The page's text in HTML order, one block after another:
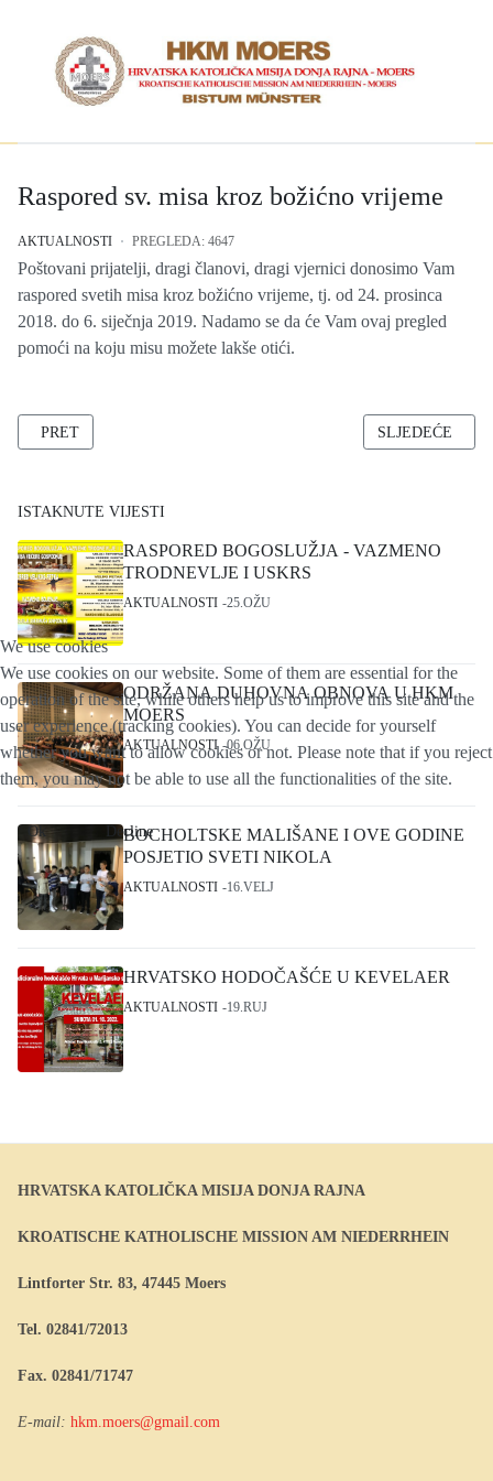
Raspored sv. misa kroz božićno vrijeme
AKTUALNOSTI PREGLEDA: 4647
Poštovani prijatelji, dragi članovi, dragi vjernici donosimo Vam
raspored svetih misa kroz božićno vrijeme, tj. od 24. prosinca
2018. do 6. siječnja 2019. Nadamo se da će Vam ovaj pregled
pomoći na koju misu možete lakše otići.
PRETHODNI ČLANAK: BOŽIĆNA I NOVOGODIŠNJA ČESTITKA
PRET SLJEDEĆI
SLJEDEĆE
ISTAKNUTE VIJESTI
RASPORED BOGOSLUŽJA - VAZMENO
TRODNEVLJE I USKRS
AKTUALNOSTI 25.OŽU
ODRŽANA DUHOVNA OBNOVA U HKM
MOERS
AKTUALNOSTI 06.OŽU
BOCHOLTSKE MALIŠANE I OVE GODINE
POSJETIO SVETI NIKOLA
AKTUALNOSTI 16.VELJ
HRVATSKO HODOČAŠĆE U KEVELAER
AKTUALNOSTI 19.RUJ
HRVATSKA KATOLIČKA MISIJA DONJA RAJNA
KROATISCHE KATHOLISCHE MISSION AM NIEDERRHEIN
Lintforter Str. 83, 47445 Moers
Tel. 02841/72013
Fax. 02841/71747
E-mail: hkm.moers@gmail.com
We use cookies
We use cookies on our website. Some of them are essential for the
operation of the site, while others help us to improve this site and the
user experience (tracking cookies). You can decide for yourself
whether you want to allow cookies or not. Please note that if you reject
them, you may not be able to use all the functionalities of the site.
Ok Decline